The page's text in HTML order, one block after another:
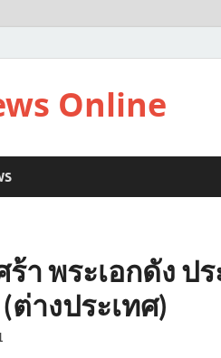
Online
ร้า พระเอกดัง
างประเทศ)